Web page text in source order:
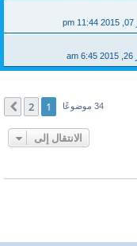
34 موضوعًا 1
2 التالي
الانتقال إلى